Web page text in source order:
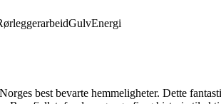
GulvEnergi
best bevarte hemmeligheter. Dette